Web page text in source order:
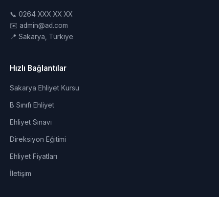
📞 0264 XXX XX XX
✉️ admin@ad.com
📍 Sakarya, Türkiye
Hızlı Bağlantılar
Sakarya Ehliyet Kursu
B Sınıfı Ehliyet
Ehliyet Sınavı
Direksiyon Eğitimi
Ehliyet Fiyatları
İletişim